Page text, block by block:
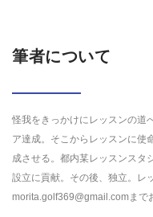
筆者について
怪我をきっかけにレッスンの道
ア達成。そこからレッスンに使
成させる。都内某レッスンスタ
設立に貢献。その後、独立。レ
morita.golf369@gmail.comまで